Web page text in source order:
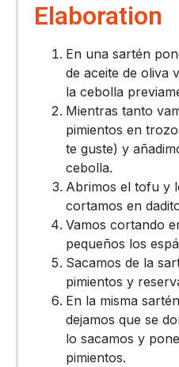
Elaboration
En una sartén
de aceite de oliva
la cebolla
Mientras tanto
pimientos en
te guste) y
cebolla.
Abrimos el tofu y
cortamos en
Vamos cortando
pequeños los
Sacamos de la
pimientos y
En la misma
dejamos que se
lo sacamos y
pimientos.